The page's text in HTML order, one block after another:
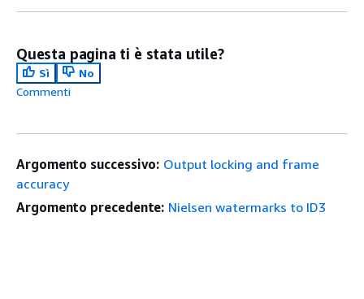
Questa pagina ti è stata utile?
Sì
No
Commenti
Argomento successivo: Output locking and frame
accuracy
Argomento precedente: Nielsen watermarks to ID3